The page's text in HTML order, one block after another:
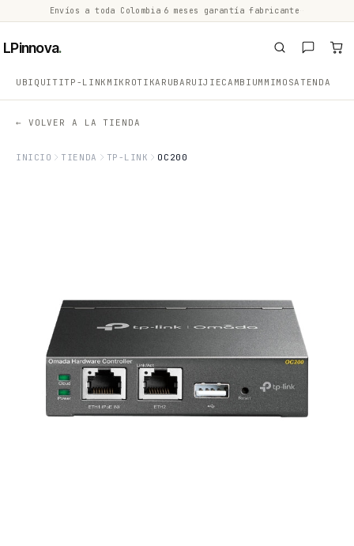
Envíos a toda Colombia 6 meses garantía fabricante
LPinnova.
UBIQUITITP-LINK MIKROTIKARUBA RUIJIECAMBIUM MIMOSATENDA
← VOLVER A LA TIENDA
INICIO TIENDA TP-LINK OC200